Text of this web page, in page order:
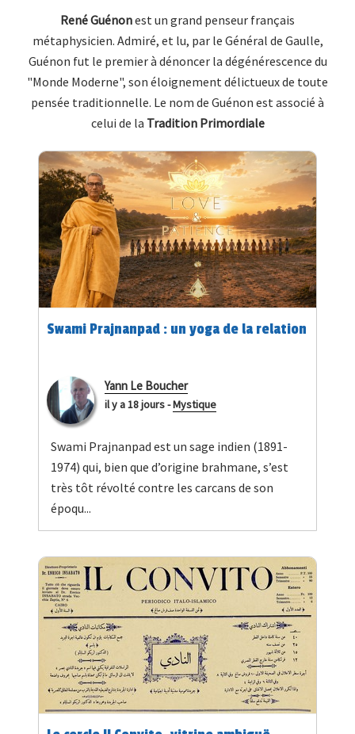
René Guénonest un grand penseur français
métaphysicien. Admiré, et lu, par le Général de Gaulle,
Guénon fut le premier à dénoncer la dégénérescence du
"Monde Moderne", son éloignement délictueux de toute
pensée traditionnelle. Le nom de Guénon est associé à
celui de la Tradition Primordiale
Swami Prajnanpad : un yoga de la relation
Yann Le Boucher
il y a 18 jours-Mystique
Swami Prajnanpad est un sage indien (1891-
1974) qui, bien que d’origine brahmane, s’est
très tôt révolté contre les carcans de son
époqu...